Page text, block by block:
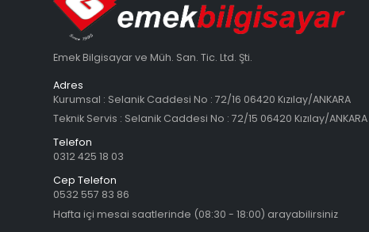
Emek Bilgisayar ve Müh. San. Tic. Ltd. Şti.
Adres
Kurumsal : Selanik Caddesi No : 72/16 06420 Kızılay/ANKARA
Teknik Servis : Selanik Caddesi No : 72/15 06420 Kızılay/ANKARA
Telefon
0312 425 18 03
Cep Telefon
0532 557 83 86
Hafta içi mesai saatlerinde (08:30 - 18:00) arayabilirsiniz